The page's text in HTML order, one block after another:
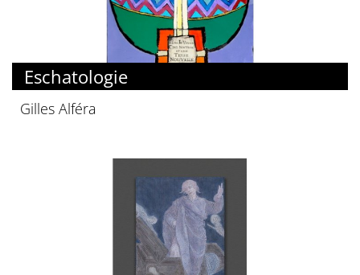
Eschatologie
Gilles Alféra